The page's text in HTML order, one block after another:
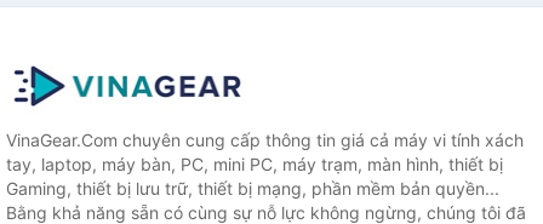
VinaGear.Com chuyên cung cấp thông tin giá cả máy vi tính xách
tay, laptop, máy bàn, PC, mini PC, máy trạm, màn hình, thiết bị
Gaming, thiết bị lưu trữ, thiết bị mạng, phần mềm bản quyền...
Bằng khả năng sẵn có cùng sự nỗ lực không ngừng, chúng tôi đã